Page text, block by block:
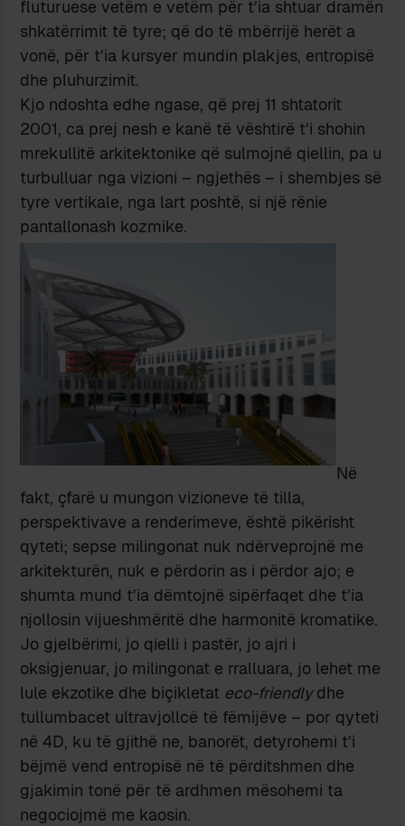
fluturuese vetëm e vetëm për t’ia shtuar dramën
shkatërrimit të tyre; që do të mbërrijë herët a
vonë, për t’ia kursyer mundin plakjes, entropisë
dhe pluhurzimit.
Kjo ndoshta edhe ngase, që prej 11 shtatorit
2001, ca prej nesh e kanë të vështirë t’i shohin
mrekullitë arkitektonike që sulmojnë qiellin, pa u
turbulluar nga vizioni – ngjethës – i shembjes së
tyre vertikale, nga lart poshtë, si një rënie
pantallonash kozmike.
Në
fakt, çfarë u mungon vizioneve të tilla,
perspektivave a renderimeve, është pikërisht
qyteti; sepse milingonat nuk ndërveprojnë me
arkitekturën, nuk e përdorin as i përdor ajo; e
shumta mund t’ia dëmtojnë sipërfaqet dhe t’ia
njollosin vijueshmëritë dhe harmonitë kromatike.
Jo gjelbërimi, jo qielli i pastër, jo ajri i
oksigjenuar, jo milingonat e rralluara, jo lehet me
lule ekzotike dhe biçikletat eco-friendlydhe
tullumbacet ultravjollcë të fëmijëve – por qyteti
në 4D, ku të gjithë ne, banorët, detyrohemi t’i
bëjmë vend entropisë në të përditshmen dhe
gjakimin tonë për të ardhmen mësohemi ta
negociojmë me kaosin.